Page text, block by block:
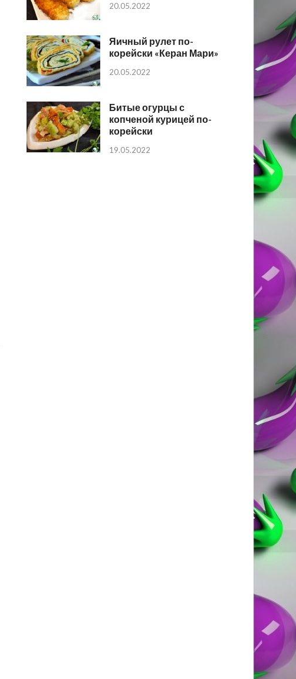
20.05.2022
Яичный рулет по-
корейски «Керан Мари»
20.05.2022
Битые огурцы с
копченой курицей по-
корейски
19.05.2022